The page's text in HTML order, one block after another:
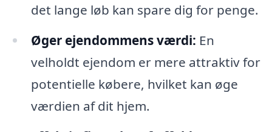
det lange løb kan spare dig for penge.
Øger ejendommens værdi: En
velholdt ejendom er mere attraktiv for
potentielle købere, hvilket kan øge
værdien af dit hjem.